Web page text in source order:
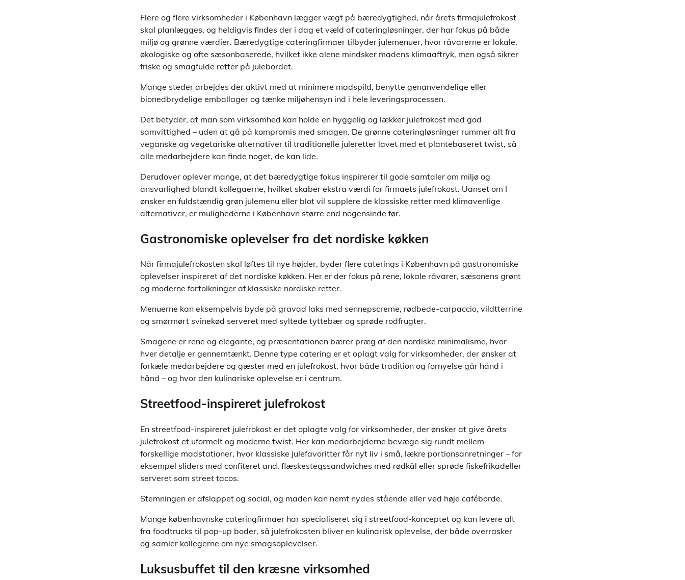
Flere og flere virksomheder i København lægger vægt på bæredygtighed, når årets firmajulefrokost
skal planlægges, og heldigvis findes der i dag et væld af cateringløsninger, der har fokus på både
miljø og grønne værdier. Bæredygtige cateringfirmaer tilbyder julemenuer, hvor råvarerne er lokale,
økologiske og ofte sæsonbaserede, hvilket ikke alene mindsker madens klimaaftryk, men også sikrer
friske og smagfulde retter på julebordet.
Mange steder arbejdes der aktivt med at minimere madspild, benytte genanvendelige eller
bionedbrydelige emballager og tænke miljøhensyn ind i hele leveringsprocessen.
Det betyder, at man som virksomhed kan holde en hyggelig og lækker julefrokost med god
samvittighed – uden at gå på kompromis med smagen. De grønne cateringløsninger rummer alt fra
veganske og vegetariske alternativer til traditionelle juleretter lavet med et plantebaseret twist, så
alle medarbejdere kan finde noget, de kan lide.
Derudover oplever mange, at det bæredygtige fokus inspirerer til gode samtaler om miljø og
ansvarlighed blandt kollegaerne, hvilket skaber ekstra værdi for firmaets julefrokost. Uanset om I
ønsker en fuldstændig grøn julemenu eller blot vil supplere de klassiske retter med klimavenlige
alternativer, er mulighederne i København større end nogensinde før.
Gastronomiske oplevelser fra det nordiske køkken
Når firmajulefrokosten skal løftes til nye højder, byder flere caterings i København på gastronomiske
oplevelser inspireret af det nordiske køkken. Her er der fokus på rene, lokale råvarer, sæsonens grønt
og moderne fortolkninger af klassiske nordiske retter.
Menuerne kan eksempelvis byde på gravad laks med sennepscreme, rødbede-carpaccio, vildtterrine
og smørmørt svinekød serveret med syltede tyttebær og sprøde rodfrugter.
Smagene er rene og elegante, og præsentationen bærer præg af den nordiske minimalisme, hvor
hver detalje er gennemtænkt. Denne type catering er et oplagt valg for virksomheder, der ønsker at
forkæle medarbejdere og gæster med en julefrokost, hvor både tradition og fornyelse går hånd i
hånd – og hvor den kulinariske oplevelse er i centrum.
Streetfood-inspireret julefrokost
En streetfood-inspireret julefrokost er det oplagte valg for virksomheder, der ønsker at give årets
julefrokost et uformelt og moderne twist. Her kan medarbejderne bevæge sig rundt mellem
forskellige madstationer, hvor klassiske julefavoritter får nyt liv i små, lækre portionsanretninger – for
eksempel sliders med confiteret and, flæskestegssandwiches med rødkål eller sprøde fiskefrikadeller
serveret som street tacos.
Stemningen er afslappet og social, og maden kan nemt nydes stående eller ved høje caféborde.
Mange københavnske cateringfirmaer har specialiseret sig i streetfood-konceptet og kan levere alt
fra foodtrucks til pop-up boder, så julefrokosten bliver en kulinarisk oplevelse, der både overrasker
og samler kollegerne om nye smagsoplevelser.
Luksusbuffet til den kræsne virksomhed